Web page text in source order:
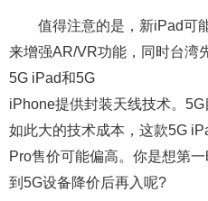
值得注意的是，新iPad可能
来增强AR/VR功能，同时台湾
5G iPad和5G
iPhone提供封装天线技术。
如此大的技术成本，这款5G
Pro售价可能偏高。你是想第
到5G设备降价后再入呢?